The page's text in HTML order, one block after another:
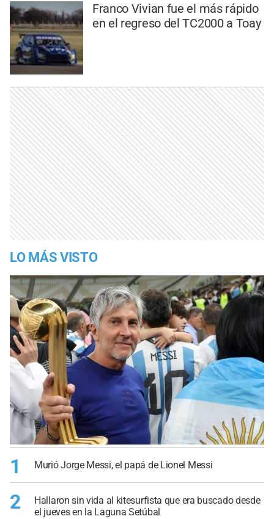
Franco Vivian fue el más rápido
en el regreso del TC2000 a Toay
LO MÁS VISTO
1 Murió Jorge Messi, el papá de Lionel Messi
2
Hallaron sin vida al kitesurfista que era buscado desde
el jueves en la Laguna Setúbal